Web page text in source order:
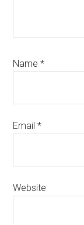
Name*
Email*
Website